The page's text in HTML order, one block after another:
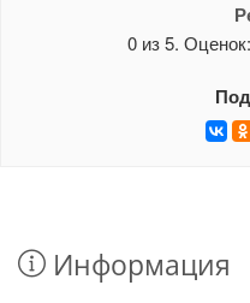
0 из5.
Информация